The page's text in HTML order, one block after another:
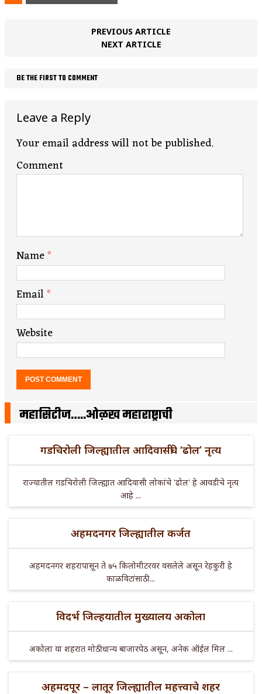
PREVIOUS ARTICLE
NEXT ARTICLE
BE THE FIRST TO COMMENT
Leave a Reply
Your email address will not be published.
Comment
Name*
Email*
Website
महासिटीज…..ओळख महाराष्ट्राची
गडचिरोली जिल्ह्यातील आदिवासींचे ‘ढोल’ नृत्य
राज्यातील गडचिरोली जिल्ह्यात आदिवासी लोकांचे 'ढोल' हे आवडीचे नृत्य
आहे ...
अहमदनगर जिल्ह्यातील कर्जत
अहमदनगर शहरापासून ते ७५ किलोमीटरवर वसलेले असून रेहकुरी हे
काळविटांसाठी ...
विदर्भ जिल्हयातील मुख्यालय अकोला
अकोला या शहरात मोठी धान्य बाजारपेठ असून, अनेक ऑईल मिल ...
अहमदपूर – लातूर जिल्ह्यातील महत्त्वाचे शहर